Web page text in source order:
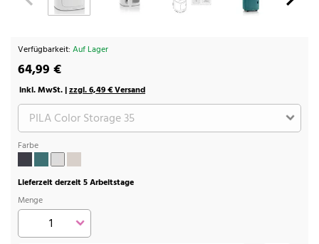
Verfügbarkeit: Auf Lager
64,99 €
inkl. MwSt. |zzgl. 6,49 € Versand
Farbe
Lieferzeit derzeit 5 Arbeitstage
Menge